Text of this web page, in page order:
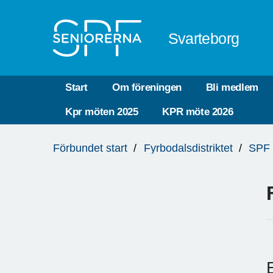
Svarteborg
Start Om föreningen Bli medlem
Kpr möten 2025 KPR möte 2026
är
Förbundet start Fyrbodalsdistriktet SPF